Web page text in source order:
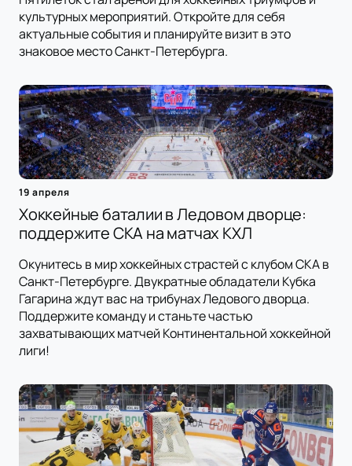
культурных мероприятий. Откройте для себя
актуальные события и планируйте визит в это
знаковое место Санкт-Петербурга.
19 апреля
Хоккейные баталии в Ледовом дворце:
поддержите СКА на матчах КХЛ
Окунитесь в мир хоккейных страстей с клубом СКА в
Санкт-Петербурге. Двукратные обладатели Кубка
Гагарина ждут вас на трибунах Ледового дворца.
Поддержите команду и станьте частью
захватывающих матчей Континентальной хоккейной
лиги!